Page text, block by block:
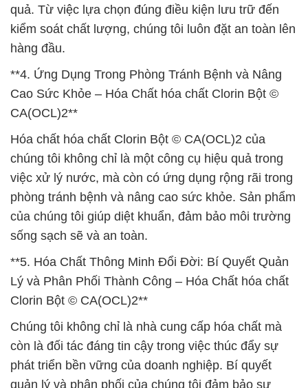
quả. Từ việc lựa chọn đúng điều kiện lưu trữ đến
kiểm soát chất lượng, chúng tôi luôn đặt an toàn lên
hàng đầu.
**4. Ứng Dụng Trong Phòng Tránh Bệnh và Nâng
Cao Sức Khỏe – Hóa Chất hóa chất Clorin Bột ©
CA(OCL)2**
Hóa chất hóa chất Clorin Bột © CA(OCL)2 của
chúng tôi không chỉ là một công cụ hiệu quả trong
việc xử lý nước, mà còn có ứng dụng rộng rãi trong
phòng tránh bệnh và nâng cao sức khỏe. Sản phẩm
của chúng tôi giúp diệt khuẩn, đảm bảo môi trường
sống sạch sẽ và an toàn.
**5. Hóa Chất Thông Minh Đổi Đời: Bí Quyết Quản
Lý và Phân Phối Thành Công – Hóa Chất hóa chất
Clorin Bột © CA(OCL)2**
Chúng tôi không chỉ là nhà cung cấp hóa chất mà
còn là đối tác đáng tin cậy trong việc thúc đẩy sự
phát triển bền vững của doanh nghiệp. Bí quyết
quản lý và phân phối của chúng tôi đảm bảo sự